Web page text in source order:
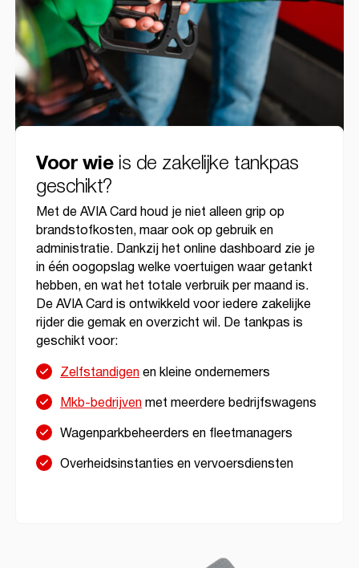
Voor wieis de zakelijke tankpas
geschikt?
Met de AVIA Card houd je niet alleen grip op
brandstofkosten, maar ook op gebruik en
administratie. Dankzij het online dashboard zie je
in één oogopslag welke voertuigen waar getankt
hebben, en wat het totale verbruik per maand is.
De AVIA Card is ontwikkeld voor iedere zakelijke
rijder die gemak en overzicht wil. De tankpas is
geschikt voor:
Zelfstandigenen kleine ondernemers
Mkb-bedrijvenmet meerdere bedrijfswagens
Wagenparkbeheerders en fleetmanagers
Overheidsinstanties en vervoersdiensten